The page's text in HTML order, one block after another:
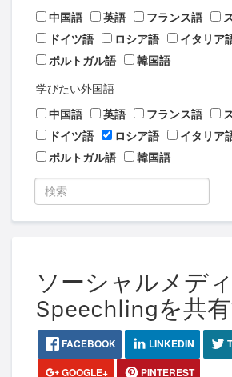
中国語
英語 フランス語
ドイツ語
ロシア語 イタリア
ポルトガル語
韓国語
学びたい外国語
中国語
英語 フランス語
ドイツ語
ロシア語 イタリア
ポルトガル語
韓国語
ソーシャルメデ
Speechlingを共
FACEBOOK LINKEDIN
GOOGLE+
PINTEREST